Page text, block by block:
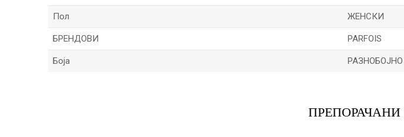
Пол ЖЕНСКИ
БРЕНДОВИ PARFOIS
Боја РАЗНОБОЈНО